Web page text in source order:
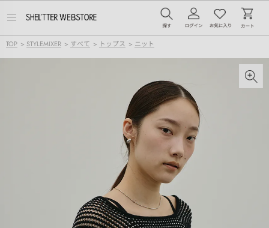
メ
ー
を
TOP > STYLEMIXER > すべて > トップス > ニット